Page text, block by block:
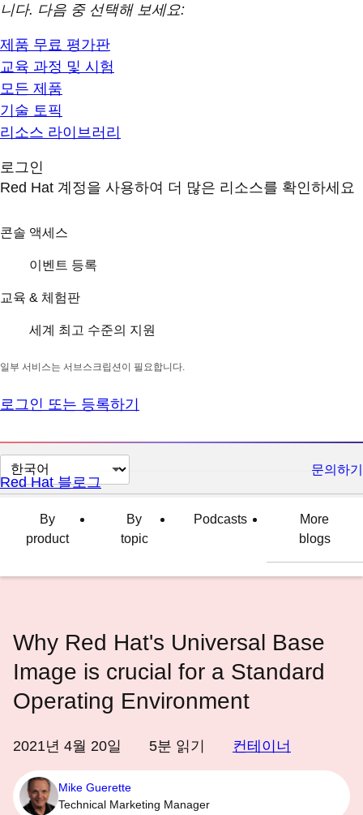
니다. 다음 중 선택해 보세요:
제품 무료 평가판
교육 과정 및 시험
모든 제품
기술 토픽
리소스 라이브러리
로그인
Red Hat 계정을 사용하여 더 많은 리소스를 확인하세요
콘솔 액세스
이벤트 등록
교육 & 체험판
세계 최고 수준의 지원
일부 서비스는 서브스크립션이 필요합니다.
로그인 또는 등록하기
페
이
변
문의하기
Red Hat 블로그
By
product
By
topic
Podcasts
More
blogs
Why Red Hat's Universal Base
Image is crucial for a Standard
Operating Environment
2021년 4월 20일 5분 읽기 컨테이너
Mike Guerette
Technical Marketing Manager